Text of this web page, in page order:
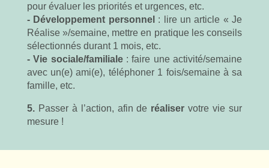
pour évaluer les priorités et urgences, etc.
- Développement personnel : lire un article « Je
Réalise »/semaine, mettre en pratique les conseils
sélectionnés durant 1 mois, etc.
- Vie sociale/familiale : faire une activité/semaine
avec un(e) ami(e), téléphoner 1 fois/semaine à sa
famille, etc.
5.Passer à l’action, afin de réaliser votre vie sur
mesure !